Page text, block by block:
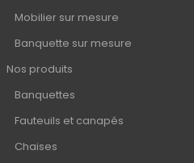
Mobilier sur mesure
Banquette sur mesure
Nos produits
Banquettes
Fauteuils et canapés
Chaises